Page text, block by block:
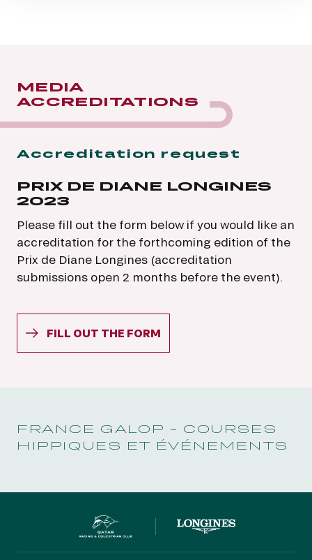
MEDIA
ACCREDITATIONS
Accreditation request
PRIX DE DIANE LONGINES
2023
Please fill out the form below if you would like an
accreditation for the forthcoming edition of the
Prix de Diane Longines (accreditation
submissions open 2 months before the event).
FILL OUT THE FORM
FRANCE GALOP - COURSES
HIPPIQUES ET ÉVÉNEMENTS